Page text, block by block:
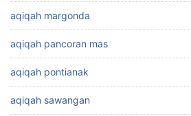
aqiqah margonda
aqiqah pancoran mas
aqiqah pontianak
aqiqah sawangan